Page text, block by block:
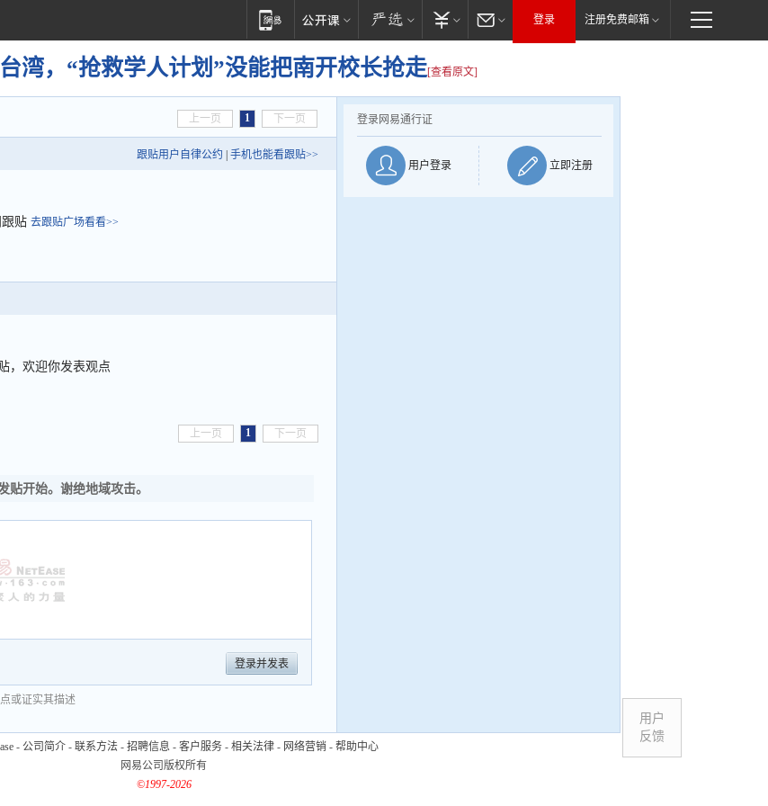
登录 注册免费邮箱
湾，“抢救学人计划”没能把南开校长抢走[查看原文]
上一页 1 下一页
跟贴用户自律公约 手机也能看跟贴>>
贴 去跟贴广场看看>>
，欢迎你发表观点
上一页 1 下一页
贴开始。谢绝地域攻击。
登录并发表
或证实其描述
登录网易通行证
用户登录 立即注册
用户
反馈
- 公司简介 - 联系方法 - 招聘信息 - 客户服务 - 相关法律 - 网络营销 - 帮助中心
网易公司版权所有
©1997-2026